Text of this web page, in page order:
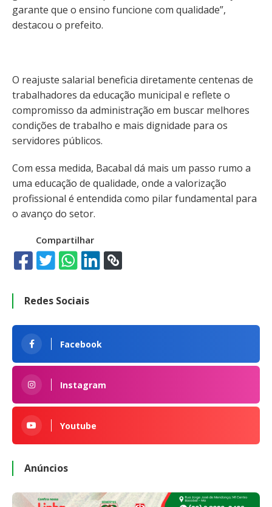
garante que o ensino funcione com qualidade”,
destacou o prefeito.
O reajuste salarial beneficia diretamente centenas de
trabalhadores da educação municipal e reflete o
compromisso da administração em buscar melhores
condições de trabalho e mais dignidade para os
servidores públicos.
Com essa medida, Bacabal dá mais um passo rumo a
uma educação de qualidade, onde a valorização
profissional é entendida como pilar fundamental para
o avanço do setor.
Compartilhar
Redes Sociais
Facebook
Instagram
Youtube
Anúncios